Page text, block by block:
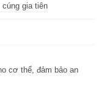
gia tiên
cơ thể, đảm bảo an